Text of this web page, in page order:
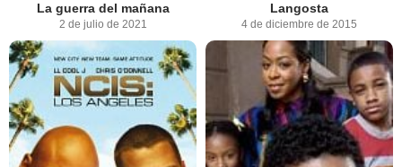
La guerra del mañana
2 de julio de 2021
Langosta
4 de diciembre de 2015